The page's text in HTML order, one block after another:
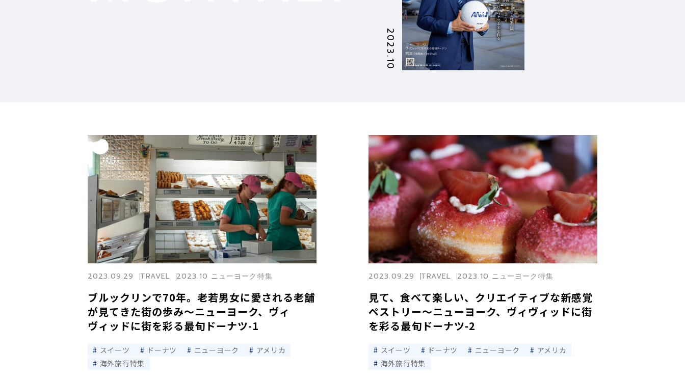
2023.10
ブルックリンで70年。老若男女に愛される老舗
が見てきた街の歩み〜ニューヨーク、ヴィ
ヴィッドに街を彩る最旬ドーナツ-1
2023.09.29 TRAVEL 2023.10 ニューヨーク特集
スイーツ ドーナツ ニューヨーク
アメリカ
海外旅行特集
見て、食べて楽しい、クリエイティブな新感覚
ペストリー〜ニューヨーク、ヴィヴィッドに街
を彩る最旬ドーナツ-2
2023.09.29 TRAVEL 2023.10 ニューヨーク特集
スイーツ ドーナツ ニューヨーク
アメリカ
海外旅行特集